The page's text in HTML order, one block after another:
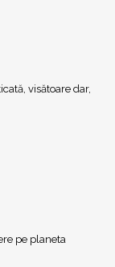
visătoare dar,
pe planeta